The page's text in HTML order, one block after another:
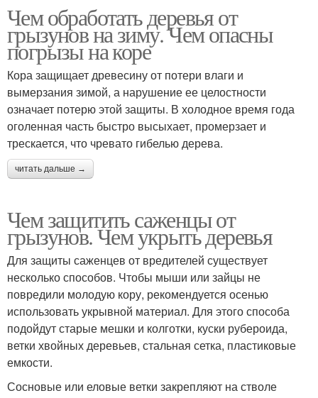
Чем обработать деревья от
грызунов на зиму. Чем опасны
погрызы на коре
Кора защищает древесину от потери влаги и
вымерзания зимой, а нарушение ее целостности
означает потерю этой защиты. В холодное время года
оголенная часть быстро высыхает, промерзает и
трескается, что чревато гибелью дерева.
читать дальше →
Чем защитить саженцы от
грызунов. Чем укрыть деревья
Для защиты саженцев от вредителей существует
несколько способов. Чтобы мыши или зайцы не
повредили молодую кору, рекомендуется осенью
использовать укрывной материал. Для этого способа
подойдут старые мешки и колготки, куски рубероида,
ветки хвойных деревьев, стальная сетка, пластиковые
емкости.
Сосновые или еловые ветки закрепляют на стволе